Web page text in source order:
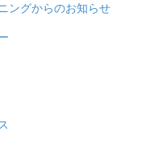
ングからのお知らせ